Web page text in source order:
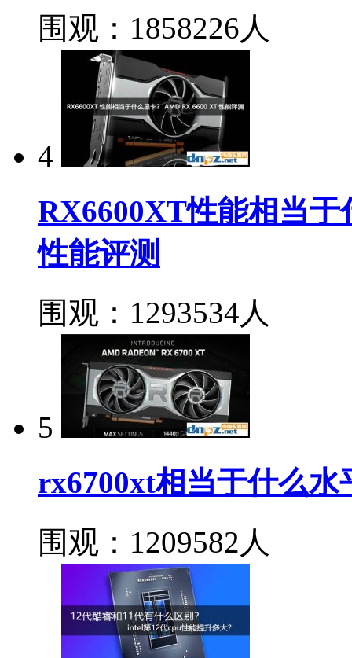
围观：1858226人
4
RX6600XT性能相当
性能评测
围观：1293534人
5
rx6700xt相当于什么
围观：1209582人